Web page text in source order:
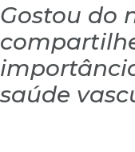
Gostou do
saúde